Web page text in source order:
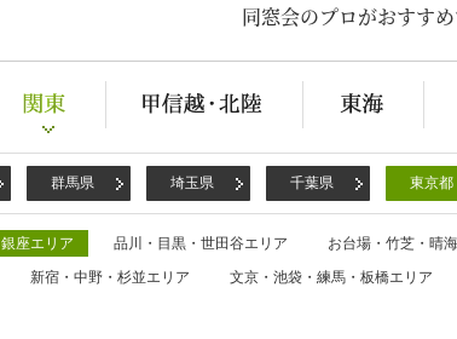
同窓会のプロがおすす
群馬県 埼玉県 千葉県 東京都
銀座エリア 品川・目黒・世田谷エリア お台場・竹芝・晴
新宿・中野・杉並エリア 文京・池袋・練馬・板橋エリア